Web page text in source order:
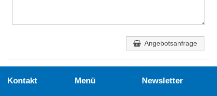
Angebotsanfrage
Kontakt Menü Newsletter